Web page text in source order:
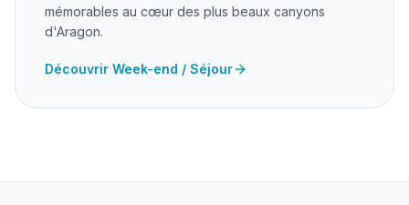
mémorables au cœur des plus beaux canyons
d'Aragon.
Découvrir Week-end / Séjour